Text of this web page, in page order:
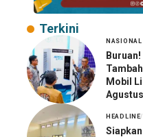
Terkini
NASIONAL
Mobil
Agustus
HEADLINE